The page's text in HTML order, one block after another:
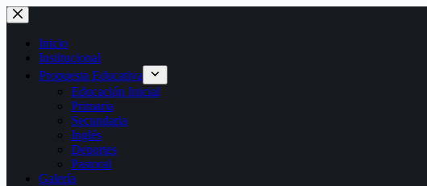
Saltar
al
contenido
Inicio
Institucional
Propuesta Educativa
Educación Inicial
Primaria
Secundaria
Inglés
Deportes
Pastoral
Galería